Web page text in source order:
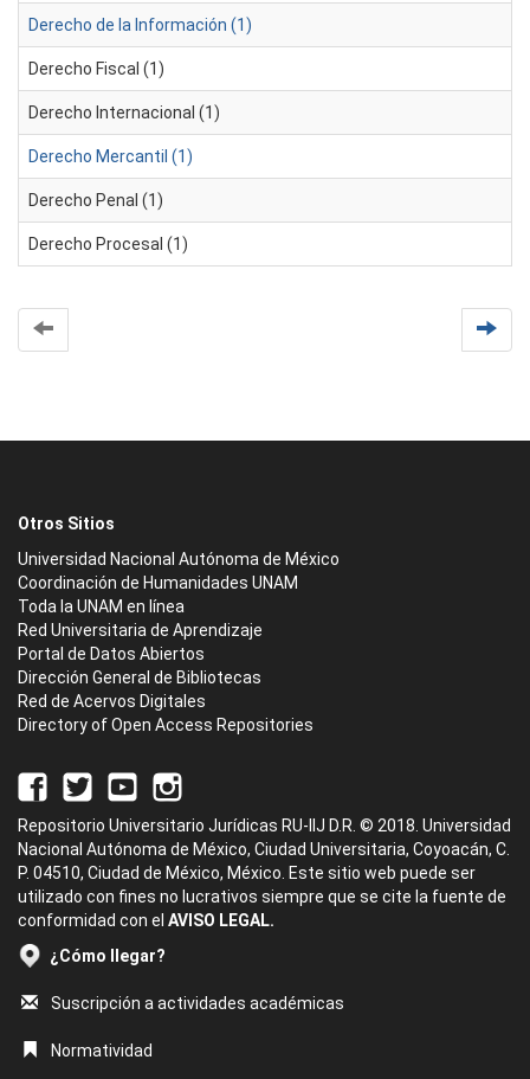
Derecho de la Información (1)
Derecho Fiscal (1)
Derecho Internacional (1)
Derecho Mercantil (1)
Derecho Penal (1)
Derecho Procesal (1)
Otros Sitios
Universidad Nacional Autónoma de México
Coordinación de Humanidades UNAM
Toda la UNAM en línea
Red Universitaria de Aprendizaje
Portal de Datos Abiertos
Dirección General de Bibliotecas
Red de Acervos Digitales
Directory of Open Access Repositories
Repositorio Universitario Jurídicas RU-IIJ D.R. © 2018. Universidad
Nacional Autónoma de México, Ciudad Universitaria, Coyoacán, C.
P. 04510, Ciudad de México, México. Este sitio web puede ser
utilizado con fines no lucrativos siempre que se cite la fuente de
conformidad con el AVISO LEGAL.
¿Cómo llegar?
Suscripción a actividades académicas
Normatividad